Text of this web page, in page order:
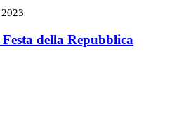
della Repubblica